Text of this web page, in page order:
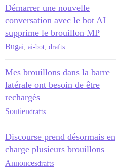
Démarrer une nouvelle
conversation avec le bot AI
supprime le brouillon MP
Bugai ai-bot drafts
Mes brouillons dans la barre
latérale ont besoin de être
rechargés
Soutiendrafts
Discourse prend désormais en
charge plusieurs brouillons
Annoncesdrafts